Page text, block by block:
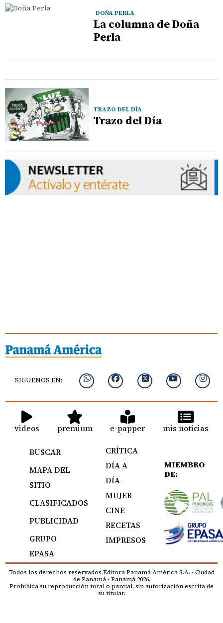
DOÑA PERLA
La columna de Doña
Perla
TRAZO DEL DÍA
Trazo del Día
SIGUENOS EN:
videos premium e-papper mis noticias
BUSCAR
MAPA DEL
SITIO
CLASIFICADOS
PUBLICIDAD
GRUPO
EPASA
CRÍTICA
DÍA A
DÍA
MUJER
CINE
RECETAS
IMPRESOS
MIEMBRO
DE:
Todos los derechos reservados Editora Panamá América S.A. - Ciudad
de Panamá - Panamá 2026.
Prohibida su reproducción total o parcial, sin autorización escrita de
su titular.